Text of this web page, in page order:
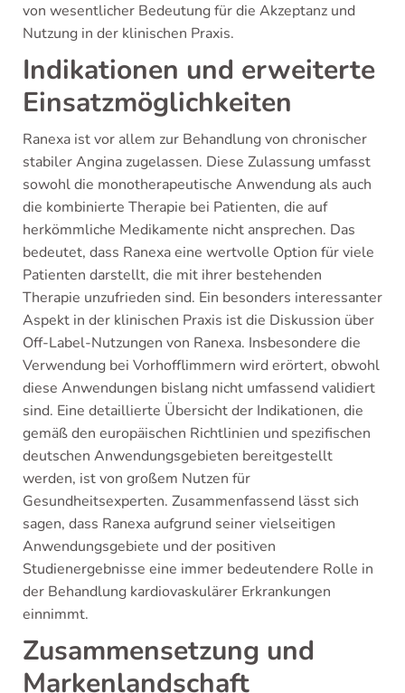
von wesentlicher Bedeutung für die Akzeptanz und
Nutzung in der klinischen Praxis.
Indikationen und erweiterte
Einsatzmöglichkeiten
Ranexa ist vor allem zur Behandlung von chronischer
stabiler Angina zugelassen. Diese Zulassung umfasst
sowohl die monotherapeutische Anwendung als auch
die kombinierte Therapie bei Patienten, die auf
herkömmliche Medikamente nicht ansprechen. Das
bedeutet, dass Ranexa eine wertvolle Option für viele
Patienten darstellt, die mit ihrer bestehenden
Therapie unzufrieden sind. Ein besonders interessanter
Aspekt in der klinischen Praxis ist die Diskussion über
Off-Label-Nutzungen von Ranexa. Insbesondere die
Verwendung bei Vorhofflimmern wird erörtert, obwohl
diese Anwendungen bislang nicht umfassend validiert
sind. Eine detaillierte Übersicht der Indikationen, die
gemäß den europäischen Richtlinien und spezifischen
deutschen Anwendungsgebieten bereitgestellt
werden, ist von großem Nutzen für
Gesundheitsexperten. Zusammenfassend lässt sich
sagen, dass Ranexa aufgrund seiner vielseitigen
Anwendungsgebiete und der positiven
Studienergebnisse eine immer bedeutendere Rolle in
der Behandlung kardiovaskulärer Erkrankungen
einnimmt.
Zusammensetzung und
Markenlandschaft